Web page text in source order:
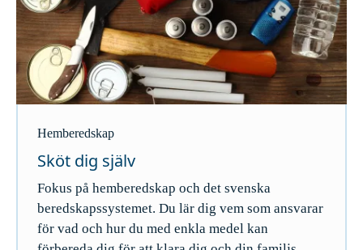
Hemberedskap
Sköt dig själv
Fokus på hemberedskap och det svenska
beredskapssystemet. Du lär dig vem som ansvarar
för vad och hur du med enkla medel kan